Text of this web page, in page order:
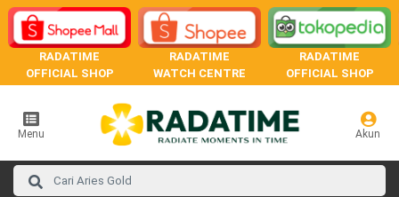
RADATIME
OFFICIAL SHOP
RADATIME
WATCH CENTRE
RADATIME
OFFICIAL SHOP
Menu Akun